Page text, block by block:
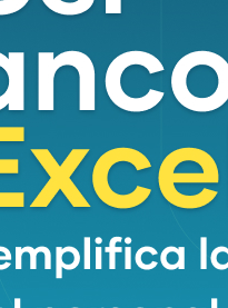
o difficoltà
della misura,
presso l’ateneo
– afferma Toniolo
illustrare gli
che offre vitto e
per supportare i